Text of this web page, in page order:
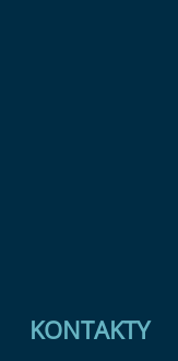
KONTAKTY